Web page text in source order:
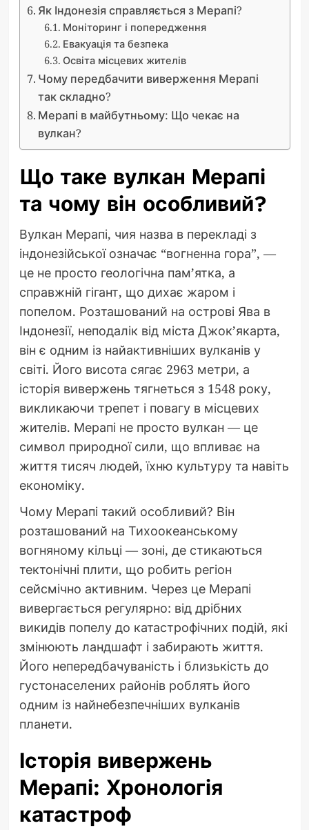
Як Індонезія справляється з Мерапі?
Моніторинг і попередження
Евакуація та безпека
Освіта місцевих жителів
Чому передбачити виверження Мерапі
так складно?
Мерапі в майбутньому: Що чекає на
вулкан?
Що таке вулкан Мерапі
та чому він особливий?
Вулкан Мерапі, чия назва в перекладі з
індонезійської означає “вогненна гора”, —
це не просто геологічна пам’ятка, а
справжній гігант, що дихає жаром і
попелом. Розташований на острові Ява в
Індонезії, неподалік від міста Джок’якарта,
він є одним із найактивніших вулканів у
світі. Його висота сягає 2963 метри, а
історія вивержень тягнеться з 1548 року,
викликаючи трепет і повагу в місцевих
жителів. Мерапі не просто вулкан — це
символ природної сили, що впливає на
життя тисяч людей, їхню культуру та навіть
економіку.
Чому Мерапі такий особливий? Він
розташований на Тихоокеанському
вогняному кільці — зоні, де стикаються
тектонічні плити, що робить регіон
сейсмічно активним. Через це Мерапі
вивергається регулярно: від дрібних
викидів попелу до катастрофічних подій, які
змінюють ландшафт і забирають життя.
Його непередбачуваність і близькість до
густонаселених районів роблять його
одним із найнебезпечніших вулканів
планети.
Історія вивержень
Мерапі: Хронологія
катастроф